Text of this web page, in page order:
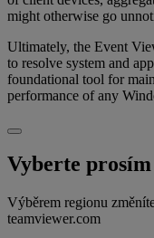
might otherwise go
Ultimately, the Event
to resolve system and
foundational tool for
performance of any
Vyberte
Výběrem regionu
teamviewer.com